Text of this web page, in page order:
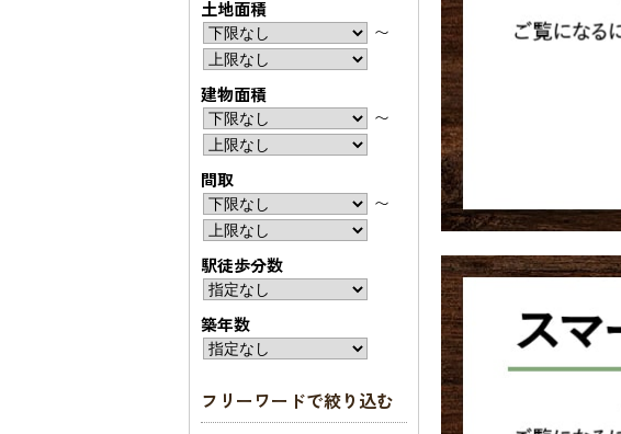
土地面積
〜
建物面積
〜
間取
〜
駅徒歩分数
築年数
フリーワードで絞り込む